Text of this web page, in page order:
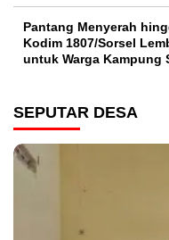
Pantang Menyerah
Kodim 1807/Sorsel
untuk Warga Kampung
SEPUTAR DESA